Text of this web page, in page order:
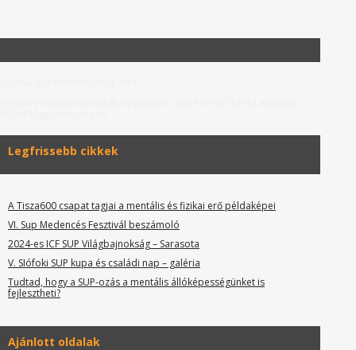
Legfrissebb cikkek
A Tisza600 csapat tagjai a mentális és fizikai erő példaképei
VI. Sup Medencés Fesztivál beszámoló
2024-es ICF SUP Világbajnokság – Sarasota
V. SIófoki SUP kupa és családi nap – galéria
Tudtad, hogy a SUP-ozás a mentális állóképességünket is
fejlesztheti?
Ajánlott oldalak